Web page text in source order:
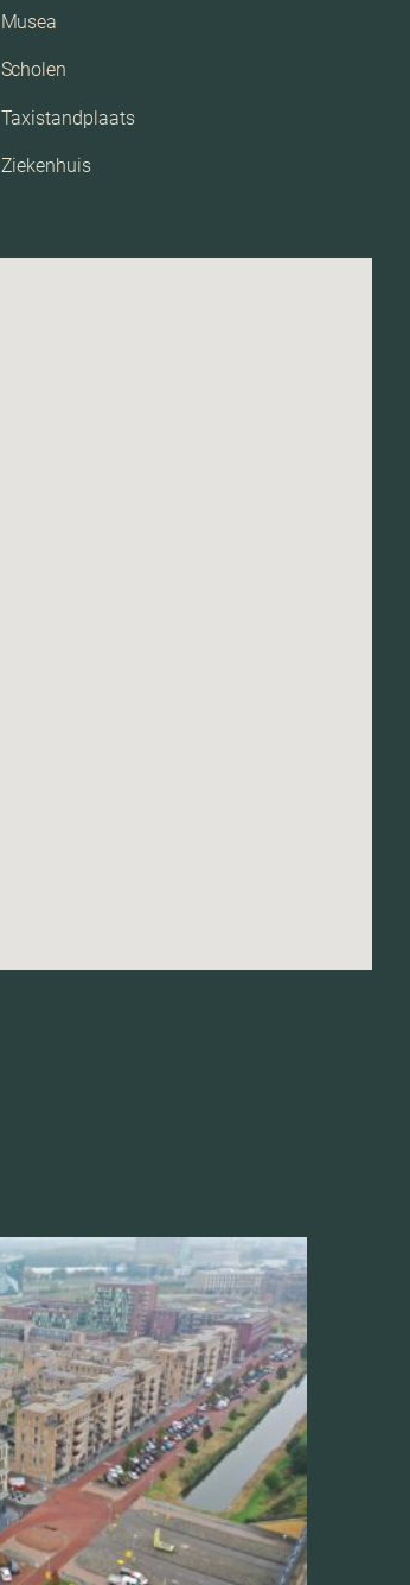
Musea
Scholen
Taxistandplaats
Ziekenhuis